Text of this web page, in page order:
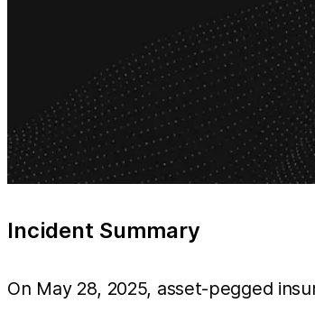
Incident Summary
On May 28, 2025, asset-pegged